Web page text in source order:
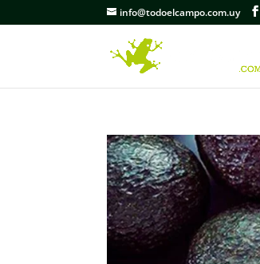
info@todoelcampo.com.uy